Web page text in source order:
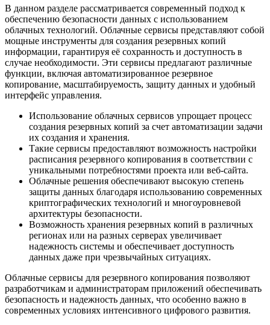
В данном разделе рассматривается современный подход к
обеспечению безопасности данных с использованием
облачных технологий. Облачные сервисы представляют собой
мощные инструменты для создания резервных копий
информации, гарантируя её сохранность и доступность в
случае необходимости. Эти сервисы предлагают различные
функции, включая автоматизированное резервное
копирование, масштабируемость, защиту данных и удобный
интерфейс управления.
Использование облачных сервисов упрощает процесс
создания резервных копий за счет автоматизации задачи
их создания и хранения.
Такие сервисы предоставляют возможность настройки
расписания резервного копирования в соответствии с
уникальными потребностями проекта или веб-сайта.
Облачные решения обеспечивают высокую степень
защиты данных благодаря использованию современных
криптографических технологий и многоуровневой
архитектуры безопасности.
Возможность хранения резервных копий в различных
регионах или на разных серверах увеличивает
надежность системы и обеспечивает доступность
данных даже при чрезвычайных ситуациях.
Облачные сервисы для резервного копирования позволяют
разработчикам и администраторам приложений обеспечивать
безопасность и надежность данных, что особенно важно в
современных условиях интенсивного цифрового развития.